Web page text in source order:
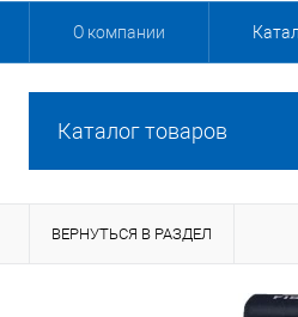
О компании
Каталог товаров
ВЕРНУТЬСЯ В РАЗДЕЛ